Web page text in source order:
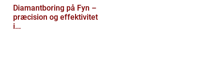
Diamantboring på Fyn –
præcision og effektivitet
i...